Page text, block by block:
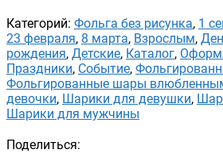
Категорий: Фольга без рисунка, 1
23 февраля, 8 марта, Взрослым,
рождения, Детские, Каталог,
Праздники, Событие,
Фольгированные шары
девочки, Шарики для девушки,
Шарики для мужчины
Поделиться: